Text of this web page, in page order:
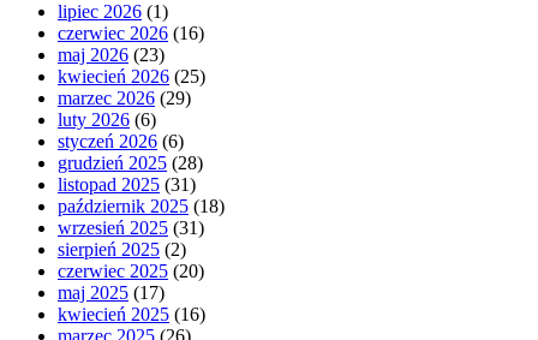
lipiec 2026 (1)
czerwiec 2026 (16)
maj 2026 (23)
kwiecień 2026 (25)
marzec 2026 (29)
luty 2026 (6)
styczeń 2026 (6)
grudzień 2025 (28)
listopad 2025 (31)
październik 2025 (18)
wrzesień 2025 (31)
sierpień 2025 (2)
czerwiec 2025 (20)
maj 2025 (17)
kwiecień 2025 (16)
marzec 2025 (26)